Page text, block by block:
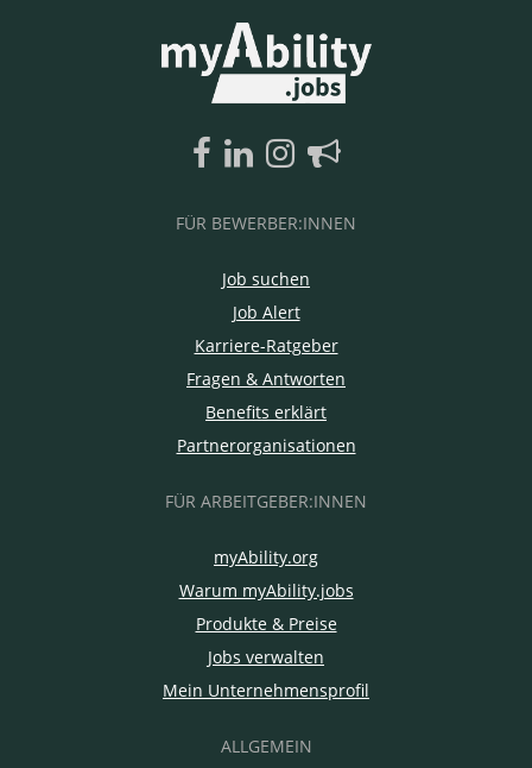
FÜR BEWERBER:INNEN
Job suchen
Job Alert
Karriere-Ratgeber
Fragen & Antworten
Benefits erklärt
Partnerorganisationen
FÜR ARBEITGEBER:INNEN
myAbility.org
Warum myAbility.jobs
Produkte & Preise
Jobs verwalten
Mein Unternehmensprofil
ALLGEMEIN